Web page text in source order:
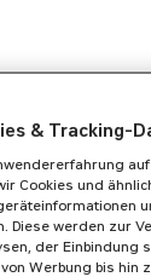
& Tracking-
Cookies und
Diese werden zur
der Einbindung
Werbung bis hin